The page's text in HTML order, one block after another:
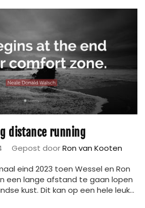
distance running
Gepost doorRon van Kooten
eind 2023 toen Wessel en Ron
een lange afstand te gaan lopen
kust. Dit kan op een hele leuk...